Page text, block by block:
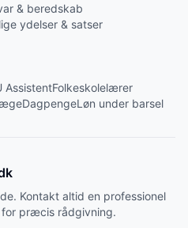
& beredskab
ydelser & satser
AssistentFolkeskolelærer
DagpengeLøn under barsel
Kontakt altid en professionel
præcis rådgivning.